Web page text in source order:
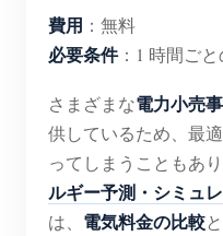
費用 ：無料
必要条件：1 時間ご
さまざまな電力小売
供しているため、最
ってしまうこともあ
ルギー予測・シミュ
は、 電気料金の比較